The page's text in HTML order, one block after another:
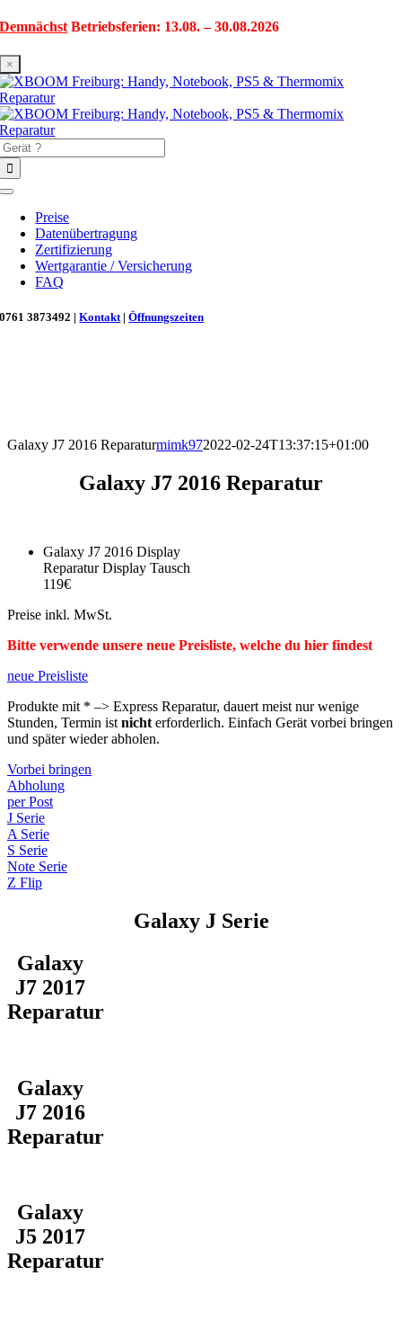
Zum
springen
Demnächst Betriebsferien: 13.08. – 30.08.2026
×
Toggle
Navigation
Preise
Datenübertragung
Zertifizierung
Wertgarantie / Versicherung
FAQ
0761 3873492 |Kontakt |Öffnungszeiten
Galaxy J7 2016 Reparaturmimk972022-02-24T13:37:15+01:00
Galaxy J7 2016 Reparatur
Galaxy J7 2016 Display
Reparatur Display Tausch
119€
Preise inkl. MwSt.
Bitte verwende unsere neue Preisliste, welche du hier findest
neue Preisliste
Produkte mit * –> Express Reparatur, dauert meist nur wenige
Stunden, Termin ist nicht erforderlich. Einfach Gerät vorbei bringen
und später wieder abholen.
Vorbei bringen
Abholung
per Post
J Serie
A Serie
S Serie
Note Serie
Z Flip
Galaxy J Serie
Galaxy
J7 2017
Reparatur
Galaxy
J7 2016
Reparatur
Galaxy
J5 2017
Reparatur